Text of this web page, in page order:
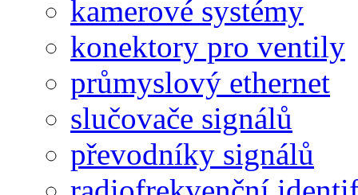
kamerové systémy
konektory pro ventily
průmyslový ethernet
slučovače signálů
převodníky signálů